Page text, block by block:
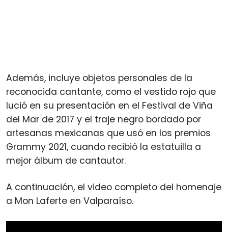
Además, incluye objetos personales de la
reconocida cantante, como el vestido rojo que
lució en su presentación en el Festival de Viña
del Mar de 2017 y el traje negro bordado por
artesanas mexicanas que usó en los premios
Grammy 2021, cuando recibió la estatuilla a
mejor álbum de cantautor.
A continuación, el video completo del homenaje
a Mon Laferte en Valparaíso.